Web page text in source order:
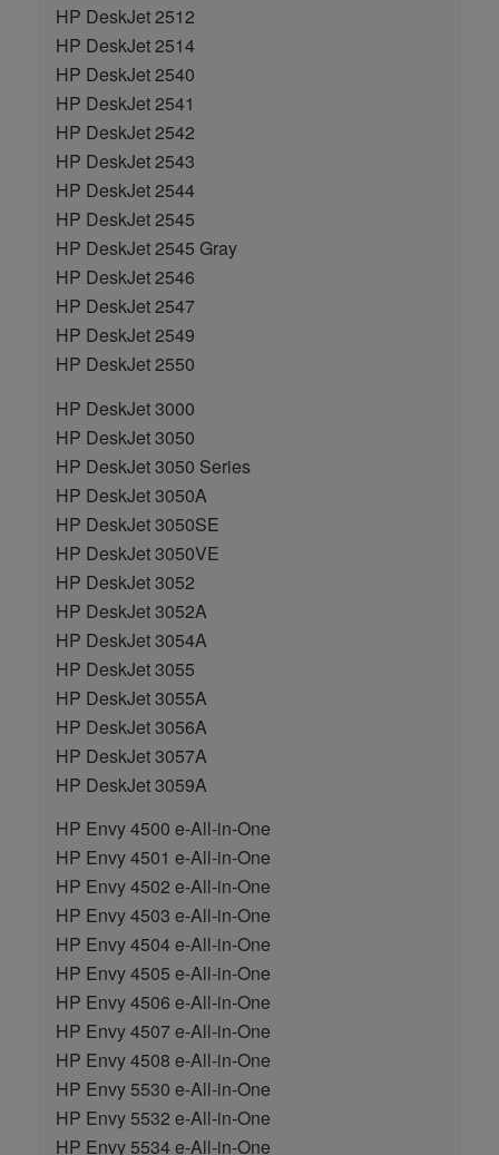
HP DeskJet 2512
HP DeskJet 2514
HP DeskJet 2540
HP DeskJet 2541
HP DeskJet 2542
HP DeskJet 2543
HP DeskJet 2544
HP DeskJet 2545
HP DeskJet 2545 Gray
HP DeskJet 2546
HP DeskJet 2547
HP DeskJet 2549
HP DeskJet 2550
HP DeskJet 3000
HP DeskJet 3050
HP DeskJet 3050 Series
HP DeskJet 3050A
HP DeskJet 3050SE
HP DeskJet 3050VE
HP DeskJet 3052
HP DeskJet 3052A
HP DeskJet 3054A
HP DeskJet 3055
HP DeskJet 3055A
HP DeskJet 3056A
HP DeskJet 3057A
HP DeskJet 3059A
HP Envy 4500 e-All-in-One
HP Envy 4501 e-All-in-One
HP Envy 4502 e-All-in-One
HP Envy 4503 e-All-in-One
HP Envy 4504 e-All-in-One
HP Envy 4505 e-All-in-One
HP Envy 4506 e-All-in-One
HP Envy 4507 e-All-in-One
HP Envy 4508 e-All-in-One
HP Envy 5530 e-All-in-One
HP Envy 5532 e-All-in-One
HP Envy 5534 e-All-in-One